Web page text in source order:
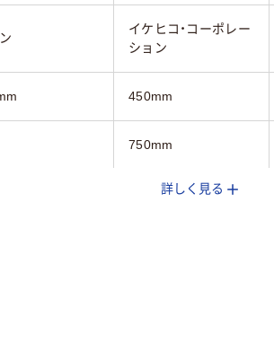
イケヒコ・コーポレー
ション
450mm
750mm
詳しく見る